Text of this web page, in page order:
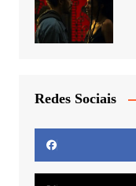
Redes Sociais